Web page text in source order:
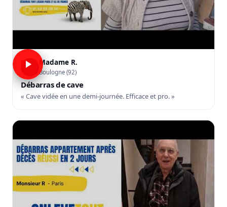
Madame R.
Boulogne (92)
Débarras de cave
« Cave vidée en une demi-journée. Efficace et pro. »